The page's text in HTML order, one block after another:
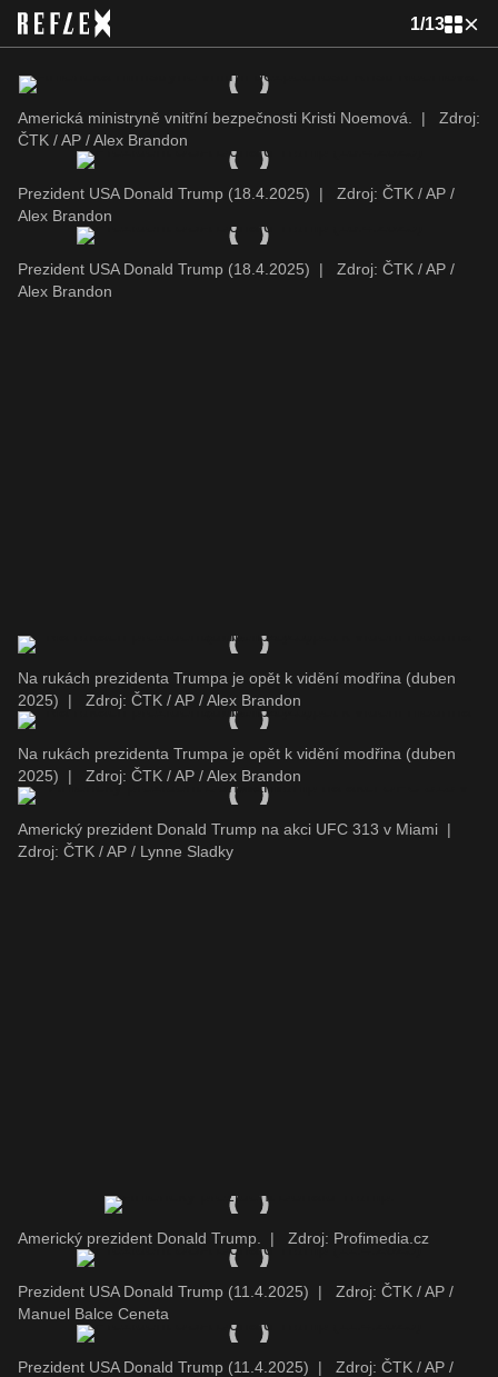
1/13
Americká ministryně vnitřní bezpečnosti Kristi Noemová. |
Zdroj:
ČTK / AP / Alex Brandon
Prezident USA Donald Trump (18.4.2025) |
Zdroj: ČTK / AP /
Alex Brandon
Prezident USA Donald Trump (18.4.2025) |
Zdroj: ČTK / AP /
Alex Brandon
Na rukách prezidenta Trumpa je opět k vidění modřina (duben
2025)
| Zdroj: ČTK / AP / Alex Brandon
Na rukách prezidenta Trumpa je opět k vidění modřina (duben
2025)
| Zdroj: ČTK / AP / Alex Brandon
Americký prezident Donald Trump na akci UFC 313 v Miami |
Zdroj: ČTK / AP / Lynne Sladky
Americký prezident Donald Trump. | Zdroj: Profimedia.cz
Prezident USA Donald Trump (11.4.2025) |
Zdroj: ČTK / AP /
Manuel Balce Ceneta
Prezident USA Donald Trump (11.4.2025) |
Zdroj: ČTK / AP /